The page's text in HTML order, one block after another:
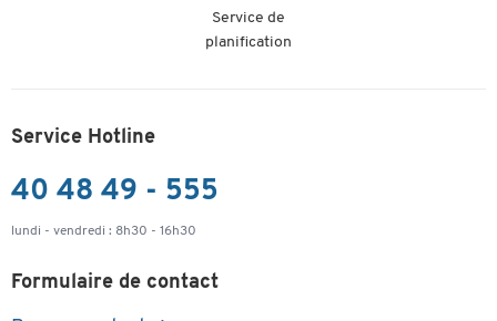
Service de
planification
Service Hotline
40 48 49 - 555
lundi - vendredi : 8h30 - 16h30
Formulaire de contact